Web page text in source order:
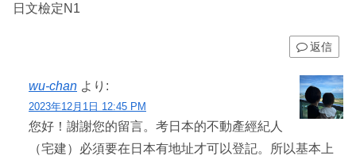
日文檢定N1
返信
wu-chan より:
2023年12月1日 12:45 PM
您好！謝謝您的留言。考日本的不動產經紀人
（宅建）必須要在日本有地址才可以登記。所以基本上